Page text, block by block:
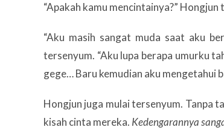
“Apakah kamu mencintainya?”
“Aku masih sangat muda saat aku
tersenyum. “Aku lupa berapa umurku
gege… Baru kemudian aku mengetahui
Hongjun juga mulai tersenyum. Tanpa
kisah cinta mereka. Kedengarannya